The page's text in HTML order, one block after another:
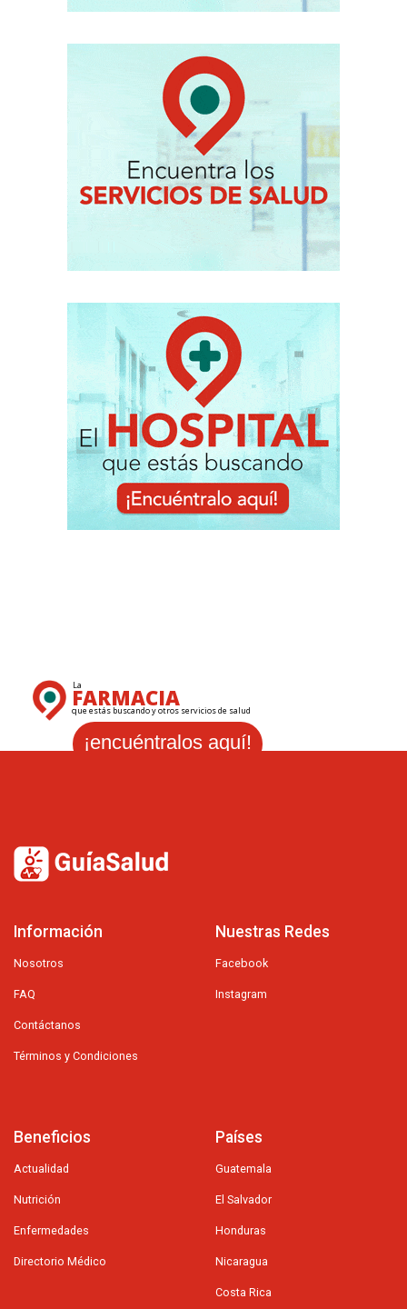
¡encuéntralos aquí!
La
FARMACIA
que estás buscando y otros servicios de salud
Información
Nosotros
FAQ
Contáctanos
Términos y Condiciones
Nuestras Redes
Facebook
Instagram
Beneficios
Actualidad
Nutrición
Enfermedades
Directorio Médico
Países
Guatemala
El Salvador
Honduras
Nicaragua
Costa Rica